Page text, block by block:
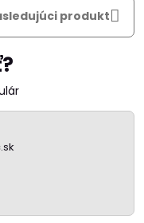
produkt